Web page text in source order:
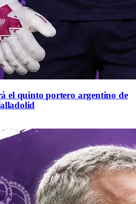
el quinto portero argentino de